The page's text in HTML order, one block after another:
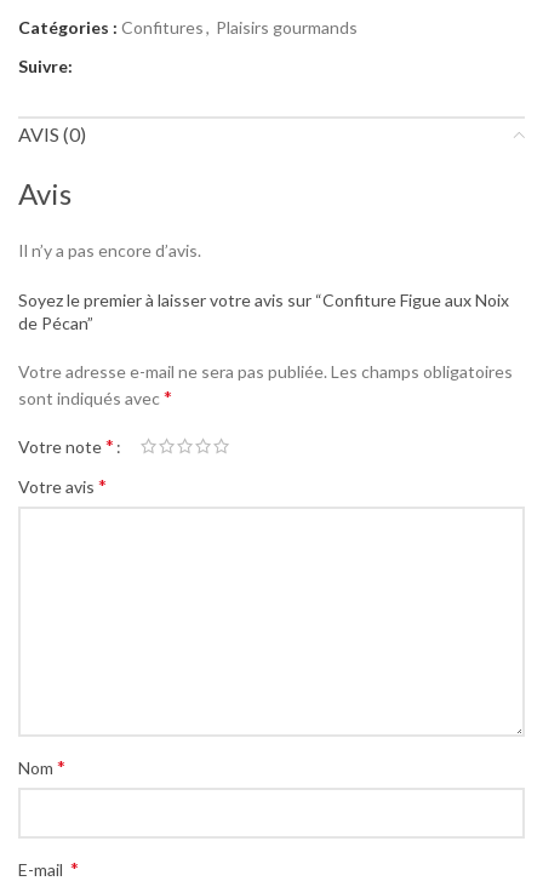
Catégories : Confitures, Plaisirs gourmands
Suivre:
AVIS (0)
Avis
Il n’y a pas encore d’avis.
Soyez le premier à laisser votre avis sur “Confiture Figue aux Noix
de Pécan”
Votre adresse e-mail ne sera pas publiée. Les champs obligatoires
sont indiqués avec*
Votre note*
Votre avis *
Nom *
E-mail *